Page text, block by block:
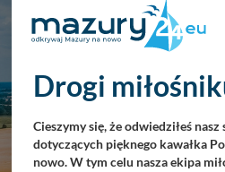
Drogi
Cieszymy się, że odwiedziłeś
dotyczących pięknego kawałka
nowo. W tym celu nasza ekipa